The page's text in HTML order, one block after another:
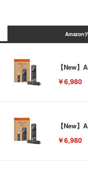
Amazon
【New
￥6,980
【New
￥6,980